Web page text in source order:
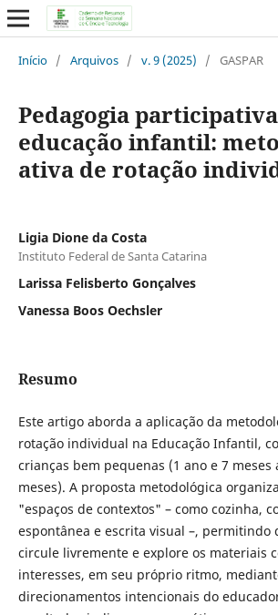
Início / Arquivos / v. 9 (2025) / GASPAR
Pedagogia
educação infantil:
ativa de rotação
Ligia Dione da Costa
Instituto Federal de Santa Catarina
Larissa Felisberto Gonçalves
Vanessa Boos Oechsler
Resumo
Este artigo aborda a aplicação da
rotação individual na Educação Infantil,
crianças bem pequenas (1 ano e 7 meses
meses). A proposta metodológica
"espaços de contextos" – como cozinha,
espontânea e escrita visual –, permitindo
circule livremente e explore os materiais
interesses, em seu próprio ritmo,
direcionamentos intencionais do